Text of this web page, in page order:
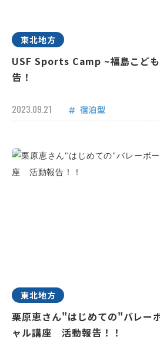
東北地方
USF Sports Camp ~福島こど
告！
2023.09.21 宿泊型
東北地方
栗原恵さん"はじめての"バレー
ャル講座 活動報告！！